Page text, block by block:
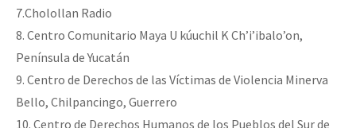
7.Cholollan Radio
8. Centro Comunitario Maya U kúuchil K Ch’i’ibalo’on,
Península de Yucatán
9. Centro de Derechos de las Víctimas de Violencia Minerva
Bello, Chilpancingo, Guerrero
10. Centro de Derechos Humanos de los Pueblos del Sur de